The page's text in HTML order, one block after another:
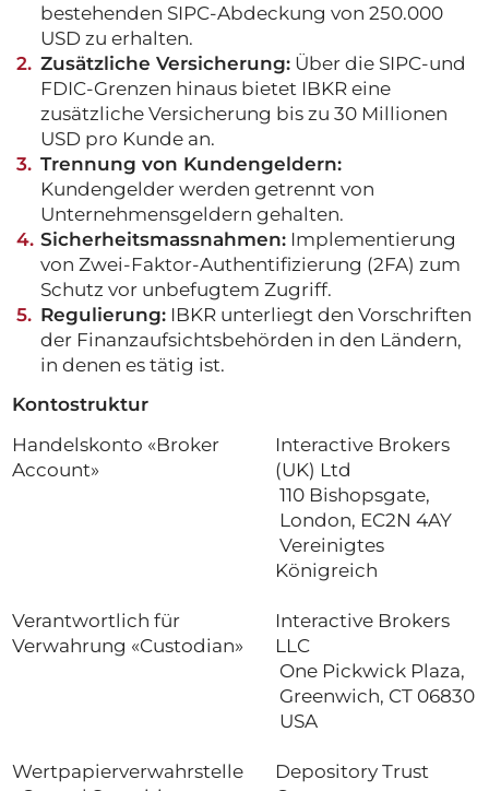
bestehenden SIPC-Abdeckung von 250.000
USD zu erhalten.
Zusätzliche Versicherung:Über die SIPC-und
FDIC-Grenzen hinaus bietet IBKR eine
zusätzliche Versicherung bis zu 30 Millionen
USD pro Kunde an.
Trennung von Kundengeldern:
Kundengelder werden getrennt von
Unternehmensgeldern gehalten.
Sicherheitsmassnahmen:Implementierung
von Zwei-Faktor-Authentifizierung (2FA) zum
Schutz vor unbefugtem Zugriff.
Regulierung:IBKR unterliegt den Vorschriften
der Finanzaufsichtsbehörden in den Ländern,
in denen es tätig ist.
Kontostruktur
Handelskonto «Broker
Account»
Interactive Brokers
(UK) Ltd
110 Bishopsgate,
London, EC2N 4AY
Vereinigtes
Königreich
Verantwortlich für
Verwahrung «Custodian»
Interactive Brokers
LLC
One Pickwick Plaza,
Greenwich, CT 06830
USA
Wertpapierverwahrstelle
Depository Trust